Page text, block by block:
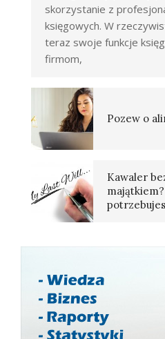
skorzystanie z
księgowych. W
teraz swoje funkcje
firmom,
Pozew o
Kawaler